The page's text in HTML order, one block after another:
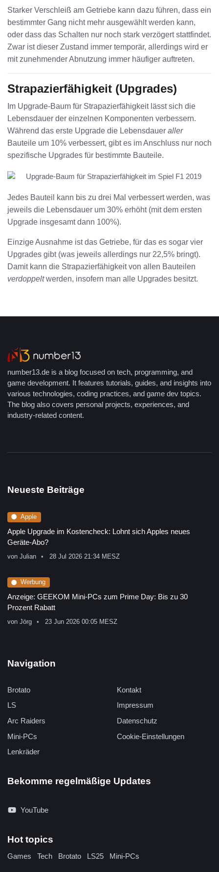
Starker Verschleiß am Getriebe kann dazu führen, dass ein
bestimmter Gang nicht mehr ausgewählt werden kann,
oder dass das Schalten nur noch stark verzögert stattfindet.
Zwar ist dieser Zustand immer temporär, allerdings wird er
mit zunehmender Abnutzung immer häufiger auftreten.
Strapazierfähigkeit (Upgrades)
Im Upgrade-Baum für Strapazierfähigkeit lässt sich die
Lebensdauer der einzelnen Komponenten verbessern.
Während das erste Upgrade die Lebensdauer aller
Bauteile um 10% verbessert, gibt es im Anschluss nur noch
spezifische Upgrades für bestimmte Bauteile.
Jedes Bauteil kann bis zu drei Mal verbessert werden, was
jeweils die Lebensdauer um 30% erhöht (mit dem ersten
Upgrade insgesamt dann 100%).
Einzige Ausnahme ist das Getriebe, für das es sogar vier
Upgrades gibt (was jeweils allerdings nur 22,5% bringt).
Damit kann die Strapazierfähigkeit von allen Bauteilen
verdoppeltwerden, insofern man alle Upgrades besitzt.
number13.de is a blog focused on tech, programming, and
game development. It features tutorials, guides, and insights into
various technologies, coding practices, and game dev topics.
The blog also covers personal projects, experiences, and
industry-related content.
Neueste Beiträge
Apple
Apple Upgrade im Kostencheck: Lohnt sich Apples neues
Geräte-Abo?
von Julian 28 Jul 2026 21:34 MESZ
Werbung
Anzeige: GEEKOM Mini-PCs zum Prime Day: Bis zu 30
Prozent Rabatt
von Jörg 23 Jun 2026 00:05 MESZ
Navigation
Brotato
LS
Arc Raiders
Mini-PCs
Lenkräder
Kontakt
Impressum
Datenschutz
Cookie-Einstellungen
Bekomme regelmäßige Updates
YouTube
Hot topics
Games Tech Brotato LS25 Mini-PCs